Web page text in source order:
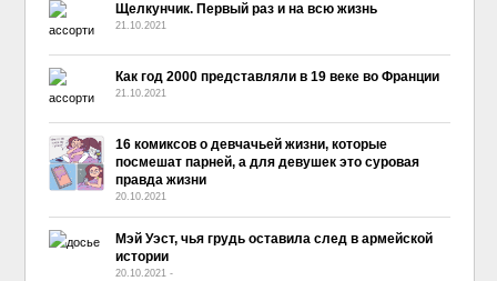
Щелкунчик. Первый раз и на всю жизнь
21.10.2021
Как год 2000 представляли в 19 веке во Франции
21.10.2021
16 комиксов о девчачьей жизни, которые
посмешат парней, а для девушек это суровая
правда жизни
20.10.2021
Мэй Уэст, чья грудь оставила след в армейской
истории
20.10.2021 -